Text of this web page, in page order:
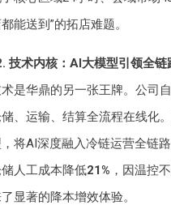
能送到”的拓店难题。
技术内核：AI大模型引领全链
是华鼎的另一张王牌。公司
、运输、结算全流程在线化
将AI深度融入冷链运营全链
人工成本降低21% ，因温控
显著的降本增效体验。